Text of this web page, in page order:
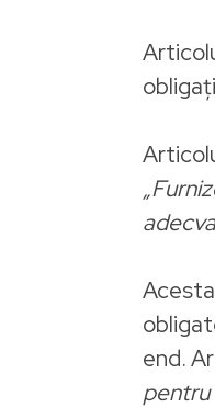
end.
pentru